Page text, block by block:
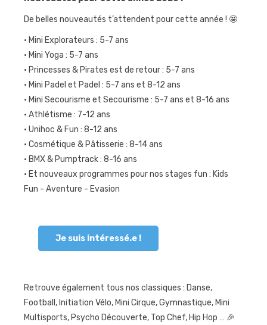
Journées
Contact
De belles nouveautés t’attendent pour cette année ! 🤩
· Mini Explorateurs : 5-7 ans
· Mini Yoga : 5-7 ans
· Princesses & Pirates est de retour : 5-7 ans
· Mini Padel et Padel : 5-7 ans et 8-12 ans
· Mini Secourisme et Secourisme : 5-7 ans et 8-16 ans
· Athlétisme : 7-12 ans
· Unihoc & Fun : 8-12 ans
· Cosmétique & Pâtisserie : 8-14 ans
· BMX & Pumptrack : 8-16 ans
· Et nouveaux programmes pour nos stages fun : Kids
Fun - Aventure - Evasion
Je suis intéressé.e !
Retrouve également tous nos classiques : Danse,
Football, Initiation Vélo, Mini Cirque, Gymnastique, Mini
Multisports, Psycho Découverte, Top Chef, Hip Hop … 🎉